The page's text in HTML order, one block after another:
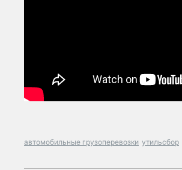
автомобильные грузоперевозки утильсбор